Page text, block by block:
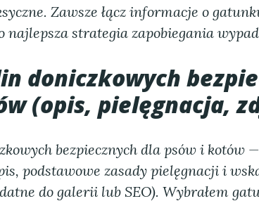
Zawsze łącz informacje o
najlepsza strategia zapobiegania
doniczkowych
(opis, pielęgnacja,
bezpiecznych dla psów i kotów
podstawowe zasady pielęgnacji i
do galerii lub SEO). Wybrałem